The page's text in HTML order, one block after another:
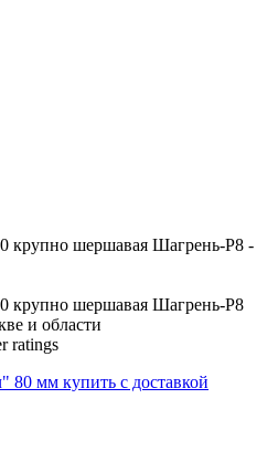
крупно шершавая Шагрень-Р8 -
крупно шершавая Шагрень-Р8
и области
ratings